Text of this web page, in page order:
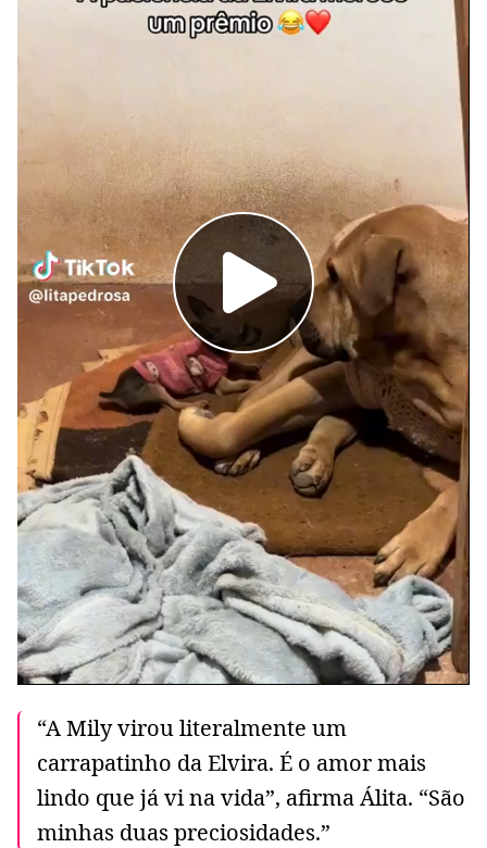
“A Mily virou literalmente um
carrapatinho da Elvira. É o amor mais
lindo que já vi na vida”, afirma Álita. “São
minhas duas preciosidades.”